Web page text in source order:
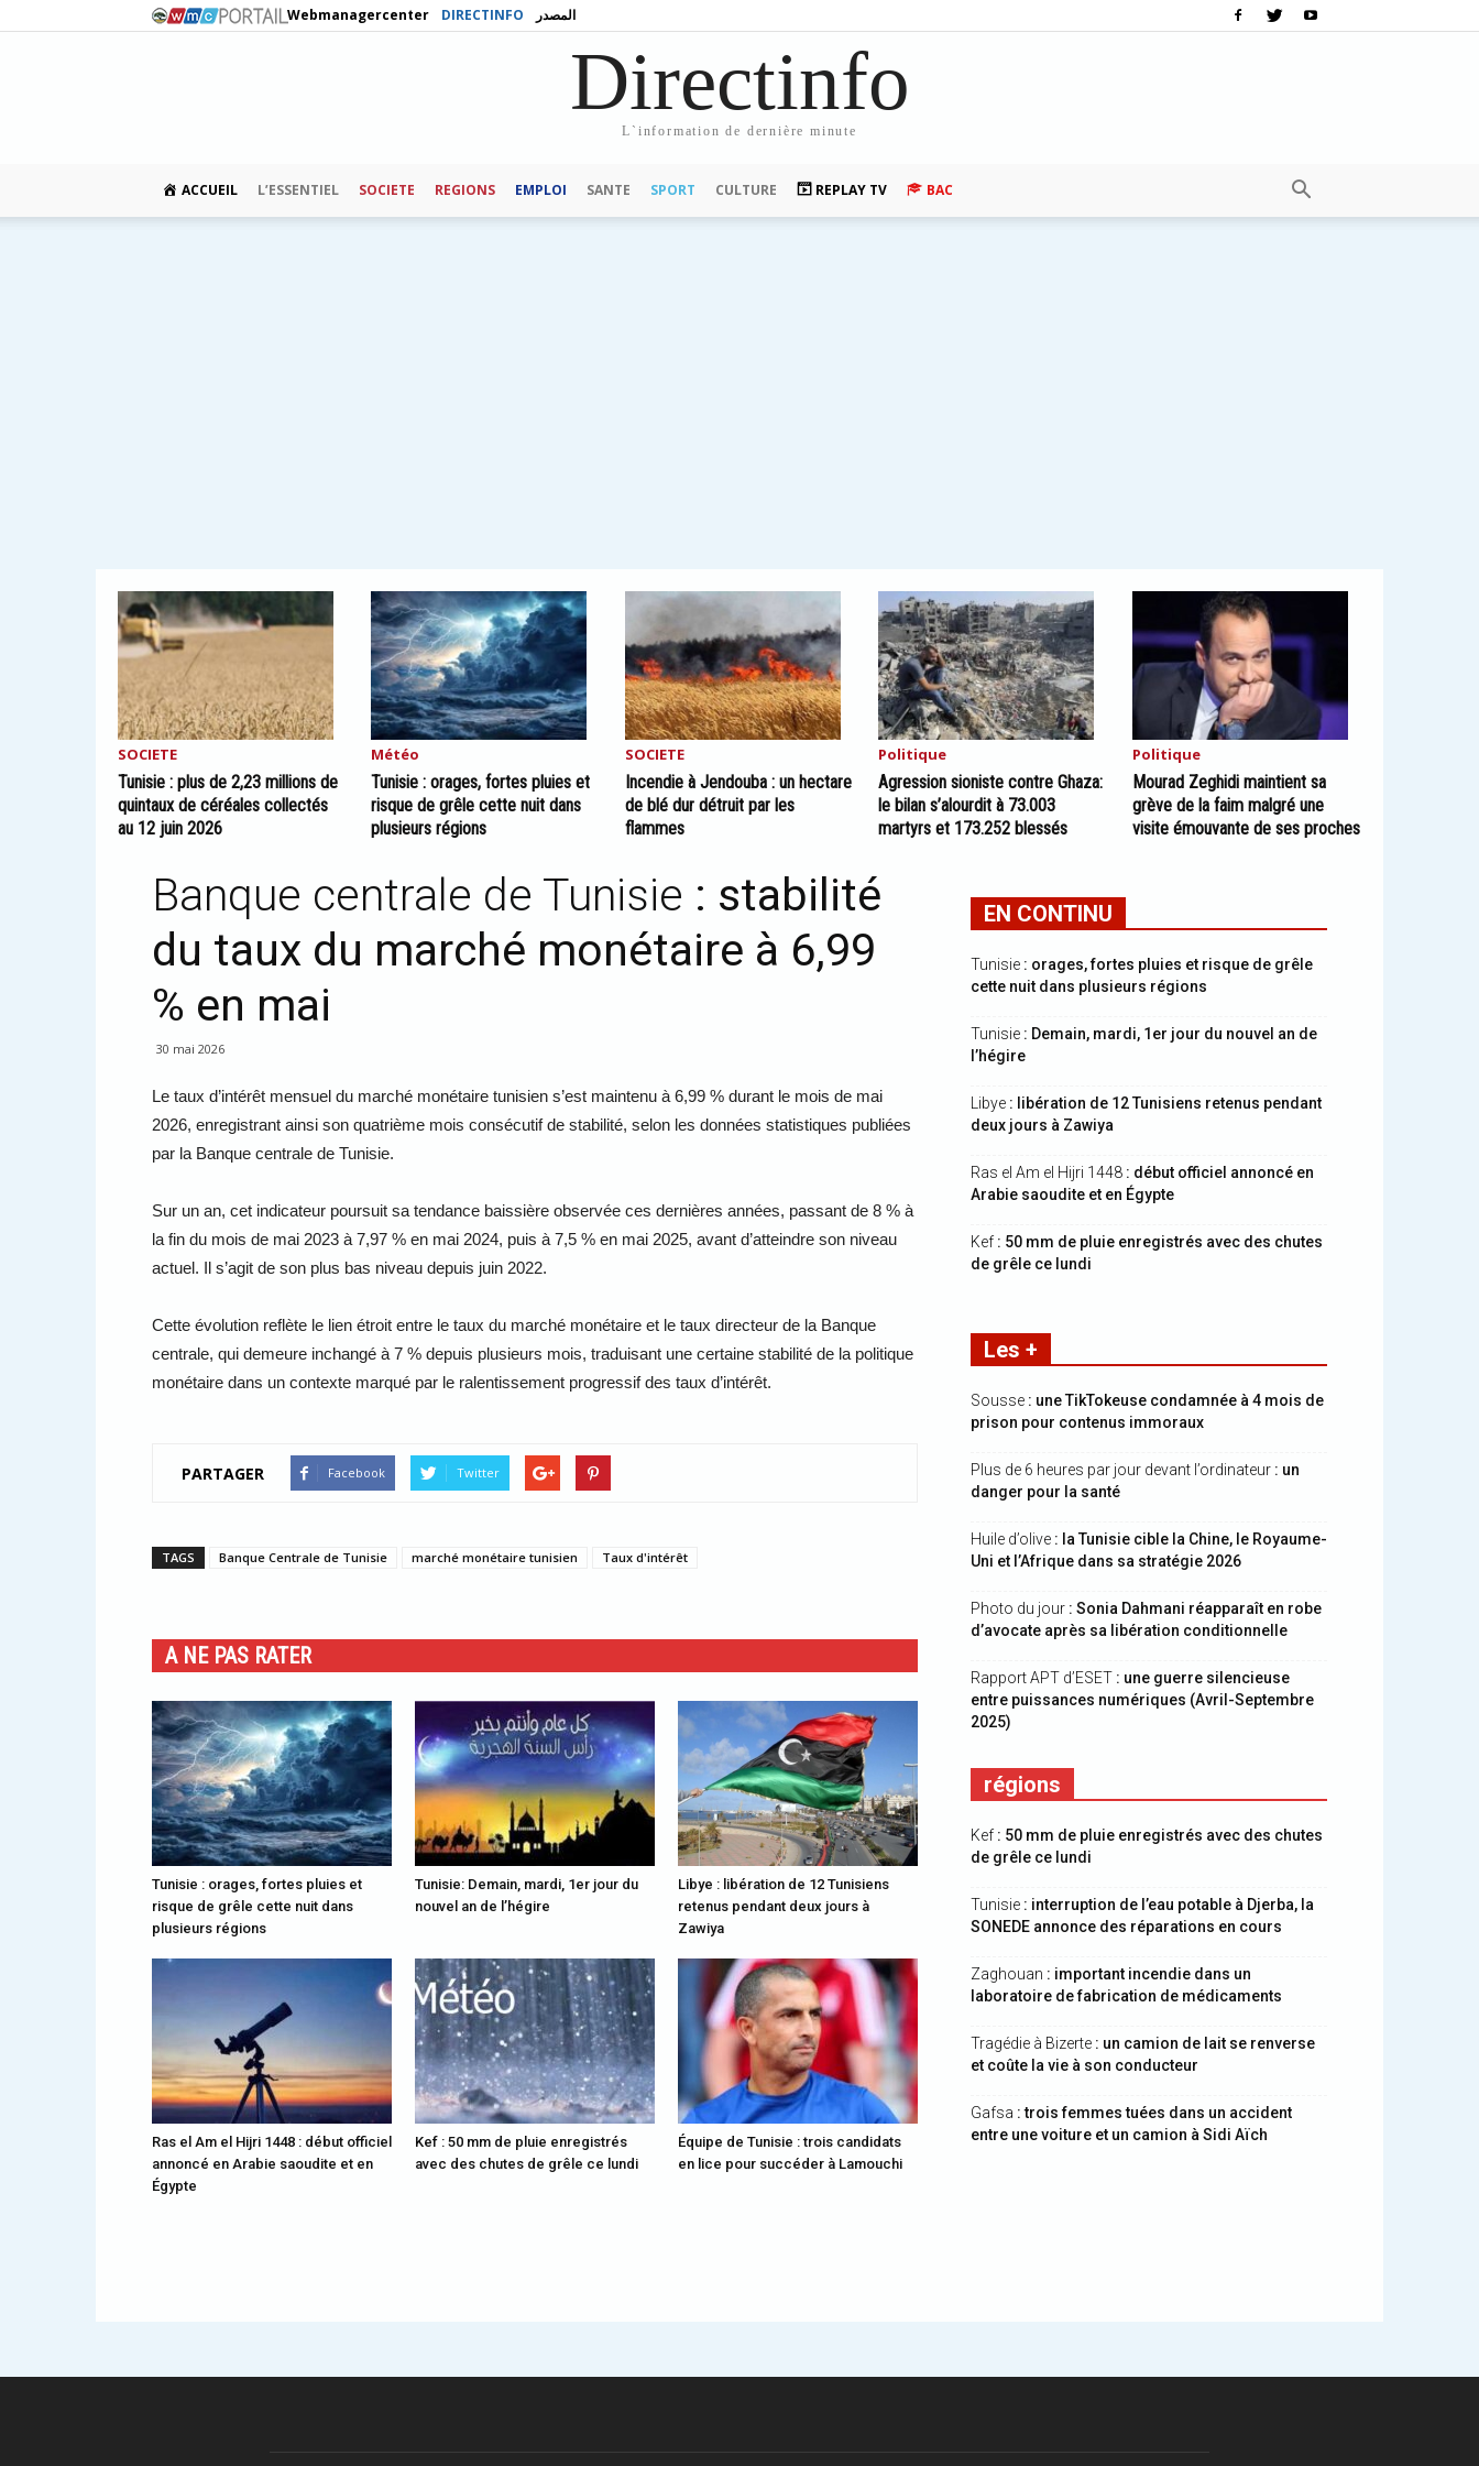
Webmanagercenter DIRECTINFO المصدر
Directinfo
L`information de dernière minute
ACCUEIL L’ESSENTIEL SOCIETE REGIONS EMPLOI SANTE SPORT CULTURE REPLAY TV BAC
SOCIETE
Tunisie : plus de 2,23 millions de
quintaux de céréales collectés
au 12 juin 2026
Météo
Tunisie : orages, fortes pluies et
risque de grêle cette nuit dans
plusieurs régions
SOCIETE
Incendie à Jendouba : un hectare
de blé dur détruit par les
flammes
Politique
Agression sioniste contre Ghaza:
le bilan s’alourdit à 73.003
martyrs et 173.252 blessés
Politique
Mourad Zeghidi maintient sa
grève de la faim malgré une
visite émouvante de ses proches
Banque centrale de Tunisie : stabilité
du taux du marché monétaire à 6,99
% en mai
30 mai 2026
Le taux d’intérêt mensuel du marché monétaire tunisien s’est maintenu à 6,99 % durant le mois de mai
2026, enregistrant ainsi son quatrième mois consécutif de stabilité, selon les données statistiques publiées
par la Banque centrale de Tunisie.
Sur un an, cet indicateur poursuit sa tendance baissière observée ces dernières années, passant de 8 % à
la fin du mois de mai 2023 à 7,97 % en mai 2024, puis à 7,5 % en mai 2025, avant d’atteindre son niveau
actuel. Il s’agit de son plus bas niveau depuis juin 2022.
Cette évolution reflète le lien étroit entre le taux du marché monétaire et le taux directeur de la Banque
centrale, qui demeure inchangé à 7 % depuis plusieurs mois, traduisant une certaine stabilité de la politique
monétaire dans un contexte marqué par le ralentissement progressif des taux d’intérêt.
PARTAGER Facebook Twitter
TAGS Banque Centrale de Tunisie marché monétaire tunisien Taux d'intérêt
A NE PAS RATER
Tunisie : orages, fortes pluies et
risque de grêle cette nuit dans
plusieurs régions
Tunisie: Demain, mardi, 1er jour du
nouvel an de l’hégire
Libye : libération de 12 Tunisiens
retenus pendant deux jours à
Zawiya
Ras el Am el Hijri 1448 : début officiel
annoncé en Arabie saoudite et en
Égypte
Kef : 50 mm de pluie enregistrés
avec des chutes de grêle ce lundi
Équipe de Tunisie : trois candidats
en lice pour succéder à Lamouchi
EN CONTINU
Tunisie : orages, fortes pluies et risque de grêle
cette nuit dans plusieurs régions
Tunisie : Demain, mardi, 1er jour du nouvel an de
l’hégire
Libye : libération de 12 Tunisiens retenus pendant
deux jours à Zawiya
Ras el Am el Hijri 1448 : début officiel annoncé en
Arabie saoudite et en Égypte
Kef : 50 mm de pluie enregistrés avec des chutes
de grêle ce lundi
Les +
Sousse : une TikTokeuse condamnée à 4 mois de
prison pour contenus immoraux
Plus de 6 heures par jour devant l’ordinateur : un
danger pour la santé
Huile d’olive : la Tunisie cible la Chine, le Royaume-
Uni et l’Afrique dans sa stratégie 2026
Photo du jour : Sonia Dahmani réapparaît en robe
d’avocate après sa libération conditionnelle
Rapport APT d’ESET : une guerre silencieuse
entre puissances numériques (Avril-Septembre
2025)
régions
Kef : 50 mm de pluie enregistrés avec des chutes
de grêle ce lundi
Tunisie : interruption de l’eau potable à Djerba, la
SONEDE annonce des réparations en cours
Zaghouan : important incendie dans un
laboratoire de fabrication de médicaments
Tragédie à Bizerte : un camion de lait se renverse
et coûte la vie à son conducteur
Gafsa : trois femmes tuées dans un accident
entre une voiture et un camion à Sidi Aïch